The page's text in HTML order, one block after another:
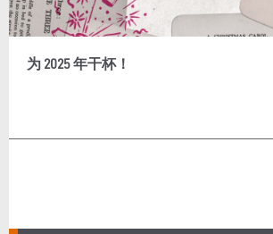
为 2025 年干杯！